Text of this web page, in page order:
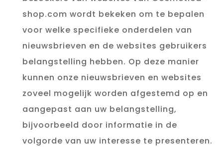
shop.com wordt bekeken om te bepalen
voor welke specifieke onderdelen van
nieuwsbrieven en de websites gebruikers
belangstelling hebben. Op deze manier
kunnen onze nieuwsbrieven en websites
zoveel mogelijk worden afgestemd op en
aangepast aan uw belangstelling,
bijvoorbeeld door informatie in de
volgorde van uw interesse te presenteren.